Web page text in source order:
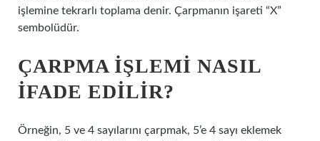
işlemine tekrarlı toplama denir. Çarpmanın işareti “X”
sembolüdür.
ÇARPMA IŞLEMI NASIL
IFADE EDILIR?
Örneğin, 5 ve 4 sayılarını çarpmak, 5’e 4 sayı eklemek